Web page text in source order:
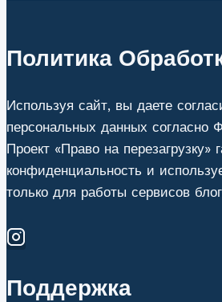
факты
и
Политика
Используя сайт, вы даете
персональных данных
Проект «Право на перезагрузку»
конфиденциальность и
только для работы сервисов
Поддержка